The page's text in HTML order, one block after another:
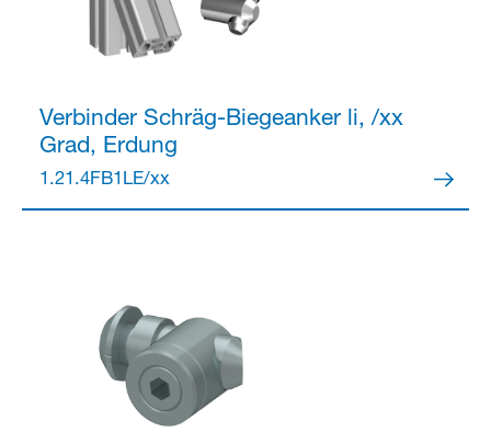
VerbinderSchräg-Biegeanker li, /xx
Grad, Erdung
1.21.4FB1LE/xx